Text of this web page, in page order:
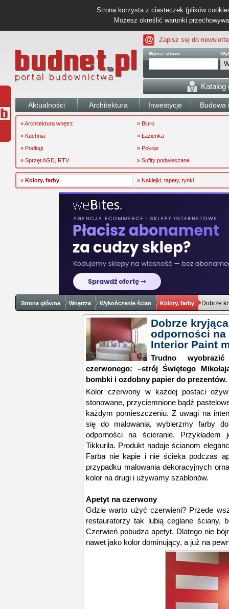
Strona korzysta z ciasteczek (plików
Możesz określić warunki
Zapisz się do
Wpisz słowo
Katalog
Aktualności Architektura Inwestycje Budowa
» Architektura wnętrz
» Biuro
» Kuchnia
» Łazienka
» Podłogi
» Pokoje
» Sprzęt AGD, RTV
» Sufity podwieszane
» Kolory, farby » Naklejki, tapety, tynki
Strona główna Wnętrza Wykończenie ścian Kolory, farby Dobrze
Dobrze
odporności na
Interior Paint
Trudno
czerwonego: –strój Świętego
bombki i ozdobny papier do prezentów.
Kolor czerwony w każdej postaci
stonowane, przyciemnione bądź
każdym pomieszczeniu. Z uwagi na
się do malowania, wybierzmy farby
odporności na ścieranie.
Tikkurila. Produkt nadaje ścianom
Farba nie kapie i nie ścieka podczas
przypadku malowania dekoracyjnych
kolor na drugi i używamy szablonów.
Apetyt na czerwony
Gdzie warto użyć czerwieni? Przede
restauratorzy tak lubią ceglane ściany,
Czerwień pobudza apetyt. Dlatego nie
nawet jako kolor dominujący, a już na